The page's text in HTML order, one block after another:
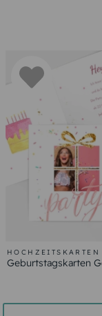
HOCHZEITSKARTEN
Geburtstagskarten